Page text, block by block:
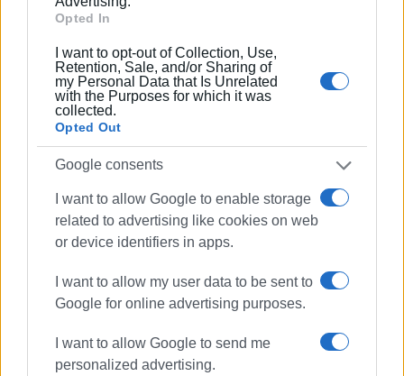
Opted In
I want to opt-out of Collection, Use,
Retention, Sale, and/or Sharing of
my Personal Data that Is Unrelated
with the Purposes for which it was
collected.
Opted Out
Google consents
I want to allow Google to enable storage
related to advertising like cookies on web
or device identifiers in apps.
I want to allow my user data to be sent to
Google for online advertising purposes.
I want to allow Google to send me
personalized advertising.